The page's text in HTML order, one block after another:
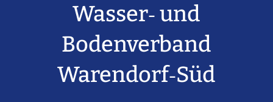
Wasser‐ und
Bodenverband
Warendorf‐Süd